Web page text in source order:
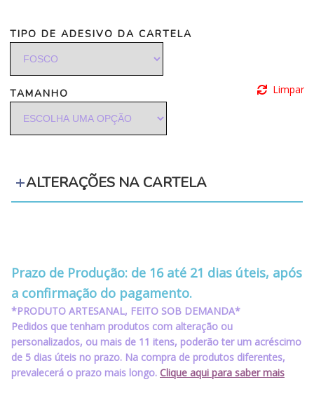
TIPO DE ADESIVO DA CARTELA
TAMANHO Limpar
ALTERAÇÕES NA CARTELA
Prazo de Produção: de 16 até 21 dias úteis, após
a confirmação do pagamento.
*PRODUTO ARTESANAL, FEITO SOB DEMANDA*
Pedidos que tenham produtos com alteração ou
personalizados, ou mais de 11 itens, poderão ter um acréscimo
de 5 dias úteis no prazo. Na compra de produtos diferentes,
prevalecerá o prazo mais longo. Clique aqui para saber mais